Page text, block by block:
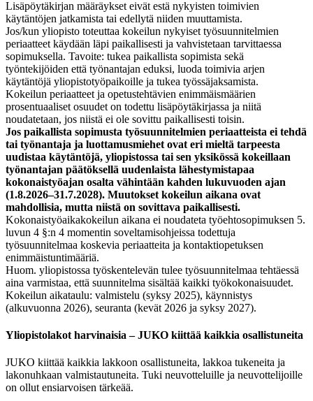
Lisäpöytäkirjan määräykset eivät estä nykyisten toimivien
käytäntöjen jatkamista tai edellytä niiden muuttamista.
Jos/kun yliopisto toteuttaa kokeilun nykyiset työsuunnitelmien
periaatteet käydään läpi paikallisesti ja vahvistetaan tarvittaessa
sopimuksella. Tavoite: tukea paikallista sopimista sekä
työntekijöiden että työnantajan eduksi, luoda toimivia arjen
käytäntöjä yliopistotyöpaikoille ja tukea työssäjaksamista.
Kokeilun periaatteet ja opetustehtävien enimmäismäärien
prosentuaaliset osuudet on todettu lisäpöytäkirjassa ja niitä
noudatetaan, jos niistä ei ole sovittu paikallisesti toisin.
Jos paikallista sopimusta työsuunnitelmien periaatteista ei tehdä
tai työnantaja ja luottamusmiehet ovat eri mieltä tarpeesta
uudistaa käytäntöjä, yliopistossa tai sen yksikössä kokeillaan
työnantajan päätöksellä uudenlaista lähestymistapaa
kokonaistyöajan osalta vähintään kahden lukuvuoden ajan
(1.8.2026–31.7.2028). Muutokset kokeilun aikana ovat
mahdollisia, mutta niistä on sovittava paikallisesti.
Kokonaistyöaikakokeilun aikana ei noudateta työehtosopimuksen 5.
luvun 4 §:n 4 momentin soveltamisohjeissa todettuja
työsuunnitelmaa koskevia periaatteita ja kontaktiopetuksen
enimmäistuntimääriä.
Huom. yliopistossa työskentelevän tulee työsuunnitelmaa tehtäessä
aina varmistaa, että suunnitelma sisältää kaikki työkokonaisuudet.
Kokeilun aikataulu: valmistelu (syksy 2025), käynnistys
(alkuvuonna 2026), seuranta (kevät 2026 ja syksy 2027).
Yliopistolakot harvinaisia – JUKO kiittää kaikkia osallistuneita
JUKO kiittää kaikkia lakkoon osallistuneita, lakkoa tukeneita ja
lakonuhkaan valmistautuneita. Tuki neuvotteluille ja neuvottelijoille
on ollut ensiarvoisen tärkeää.